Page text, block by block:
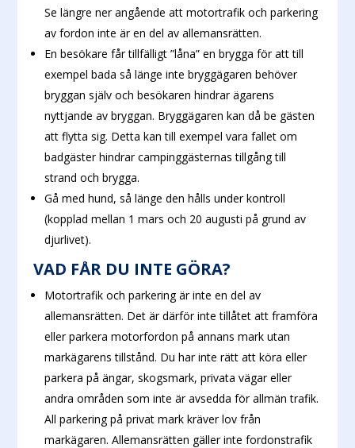
Se längre ner angående att motortrafik och parkering
av fordon inte är en del av allemansrätten.
En besökare får tillfälligt ”låna” en brygga för att till
exempel bada så länge inte bryggägaren behöver
bryggan själv och besökaren hindrar ägarens
nyttjande av bryggan. Bryggägaren kan då be gästen
att flytta sig. Detta kan till exempel vara fallet om
badgäster hindrar campinggästernas tillgång till
strand och brygga.
Gå med hund, så länge den hålls under kontroll
(kopplad mellan 1 mars och 20 augusti på grund av
djurlivet).
VAD FÅR DU INTE GÖRA?
Motortrafik och parkering är inte en del av
allemansrätten. Det är därför inte tillåtet att framföra
eller parkera motorfordon på annans mark utan
markägarens tillstånd. Du har inte rätt att köra eller
parkera på ängar, skogsmark, privata vägar eller
andra områden som inte är avsedda för allmän trafik.
All parkering på privat mark kräver lov från
markägaren. Allemansrätten gäller inte fordonstrafik